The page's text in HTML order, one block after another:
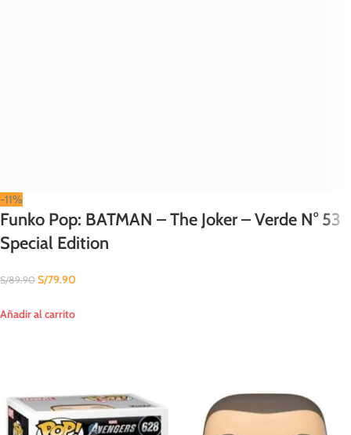
-11%
Funko Pop: BATMAN – The Joker – Verde N° 53
Special Edition
S/89.90 S/79.90
Añadir al carrito